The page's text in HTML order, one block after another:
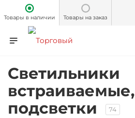
Товары в наличии Товары на заказ
Светильники
встраиваемые,
подсветки
74